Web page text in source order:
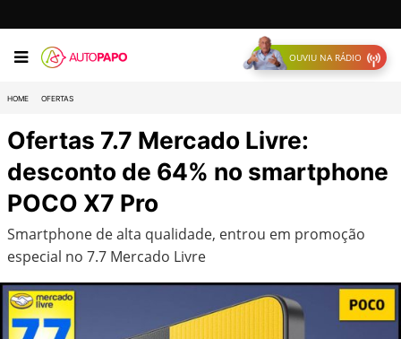
OUVIU NA RÁDIO
HOME OFERTAS
Ofertas 7.7 Mercado Livre:
desconto de 64% no smartphone
POCO X7 Pro
Smartphone de alta qualidade, entrou em promoção
especial no 7.7 Mercado Livre